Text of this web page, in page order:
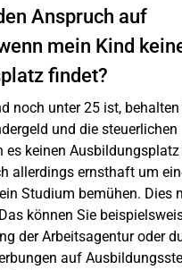
Anspruch auf
mein Kind
findet?
noch unter 25 ist, behalten
und die steuerlichen
es keinen
allerdings ernsthaft um
Studium bemühen. Dies
können Sie
der Arbeitsagentur oder
auf